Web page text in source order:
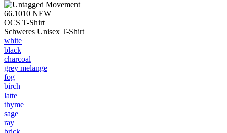
66.1010 NEW
OCS T-Shirt
Schweres Unisex T-Shirt
white
black
charcoal
grey melange
fog
birch
latte
thyme
sage
ray